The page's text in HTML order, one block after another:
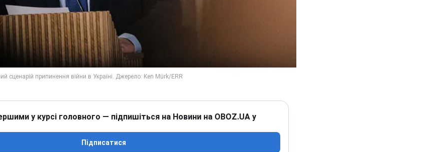
у курсі головного — підпишіться на Новини на OBOZ.UA у
Підписатися